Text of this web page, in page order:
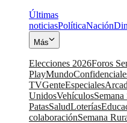
Últimas
noticiasPolíticaNación
Más
Elecciones 2026Foros
PlayMundo
TVGenteEspeciales
UnidosVehículos
PatasSaludLoterías
colaboraciónSemana